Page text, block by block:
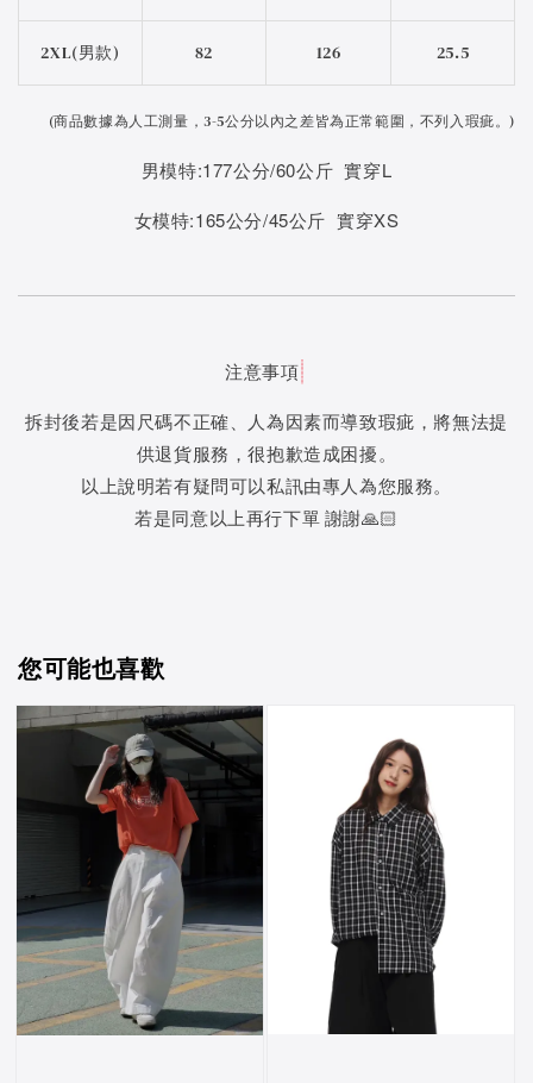
2XL(男款) 82 126 25.5
(商品數據為人工測量，3-5公分以內之差皆為正常範圍，不列入瑕疵。)
男模特:177公分/60公斤 實穿L
女模特:165公分/45公斤 實穿XS
注意事項
拆封後若是因尺碼不正確、人為因素而導致瑕疵，將無法提
供退貨服務，很抱歉造成困擾。
以上說明若有疑問可以私訊由專人為您服務。
若是同意以上再行下單 謝謝🙏🏻
您可能也喜歡